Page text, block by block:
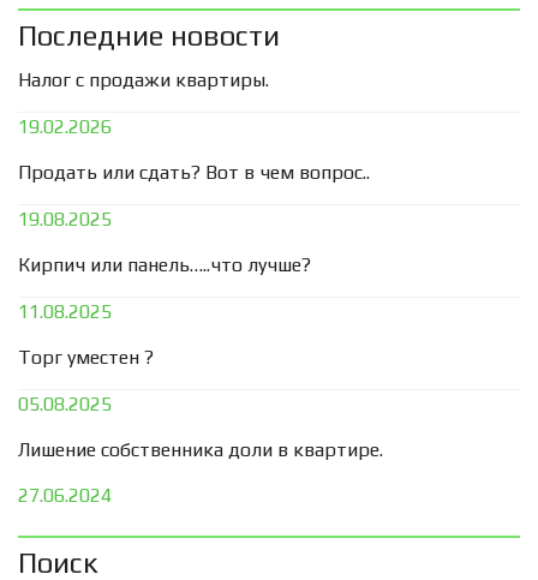
Последние новости
Налог с продажи квартиры.
19.02.2026
Продать или сдать? Вот в чем вопрос..
19.08.2025
Кирпич или панель…..что лучше?
11.08.2025
Торг уместен ?
05.08.2025
Лишение собственника доли в квартире.
27.06.2024
Поиск